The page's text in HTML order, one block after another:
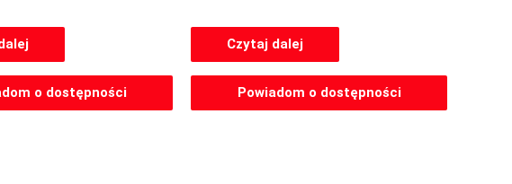
o dostępności
Czytaj dalej
Powiadom o dostępności